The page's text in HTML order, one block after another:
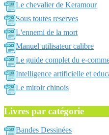
Le chevalier de Keramour
Sous toutes reserves
L'ennemi de la mort
Manuel utilisateur calibre
Le guide complet du e-
Intelligence artificielle et
Le miroir chinois
Livres par catégorie
Bandes Dessinées